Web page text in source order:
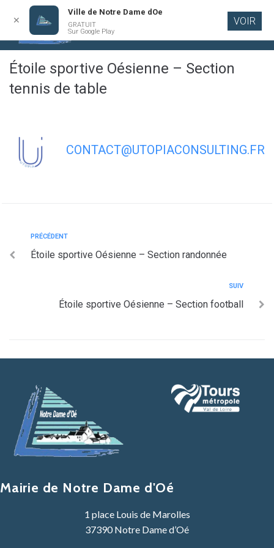
contenu
Étoile sportive Oésienne – Section
tennis de table
CONTACT@UTOPIACONSULTING.FR
PRÉCÉDENT
Étoile sportive Oésienne – Section randonnée
SUIV
Étoile sportive Oésienne – Section football
Mairie de Notre Dame d'Oé
1 place Louis de Marolles
37390 Notre Dame d’Oé
✕
Ville de Notre Dame dOe
GRATUIT
Sur Google Play
VOIR